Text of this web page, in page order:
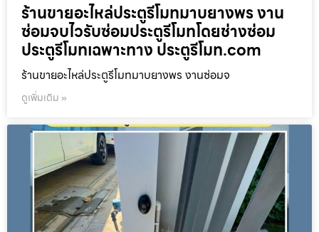
ร้านขายอะไหล่ประตูรีโมทมาบยางพร งาน
ซ่อมจบไวรับซ่อมประตูรีโมทโดยช่างซ่อม
ประตูรีโมทเฉพาะทาง ประตูรีโมท.com
ร้านขายอะไหล่ประตูรีโมทมาบยางพร งานซ่อมจ
ดูเพิ่มเติม »